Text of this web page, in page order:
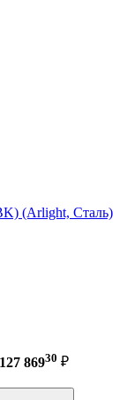
(Arlight, Сталь)
127 86930 ₽